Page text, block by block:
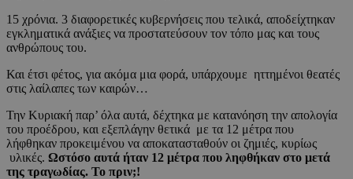
15 χρόνια. 3 διαφορετικές κυβερνήσεις που τελικά, αποδείχτηκαν
εγκληματικά ανάξιες να προστατεύσουν τον τόπο μας και τους
ανθρώπους του.
Και έτσι φέτος, για ακόμα μια φορά, υπάρχουμε ηττημένοι θεατές
στις λαίλαπες των καιρών…
Την Κυριακή παρ’ όλα αυτά, δέχτηκα με κατανόηση την απολογία
του προέδρου, και εξεπλάγην θετικά με τα 12 μέτρα που
λήφθηκαν προκειμένου να αποκατασταθούν οι ζημιές, κυρίως
υλικές. Ωστόσο αυτά ήταν 12 μέτρα που ληφθήκαν στο μετά
της τραγωδίας. Το πριν;!